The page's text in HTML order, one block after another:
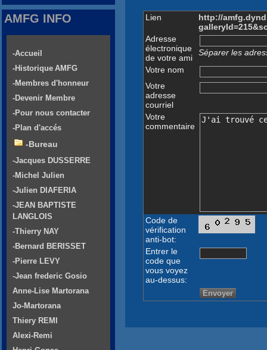
Lien
http://
Adresse
électronique
de votre ami
Séparer les
Votre nom
Votre
adresse
courriel
Votre
commentaire
Code de
vérification
anti-bot:
Entrer le
code que
vous voyez
au-dessus:
AMFG INFO
-Accueil
-Historique AMFG
-Membres d'honneur
-Devenir Membre
-Pour nous contacter
-Plan d'accés
-Bureau
-Jacques DUSSERRE
-Michel Julien
-Julien DIAFERIA
-JEAN BAPTISTE
LANGLOIS
-Thierry NAY
-Bernard BERISSET
-Pierre LEVY
-Jean frederic Gosio
Anne-Lise Martorana
Jo-Martorana
Thiery REMI
Alexi-Remi